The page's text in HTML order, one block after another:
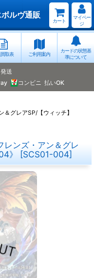
ルヴ通販
カート
マイペー
ジ
取表 ご利用案内
カードの状態基
準について
送
コンビニ 払いOK
＆グレアSP/【ウィッチ】
レンズ・アン＆グレ
》
[SCS01-004]